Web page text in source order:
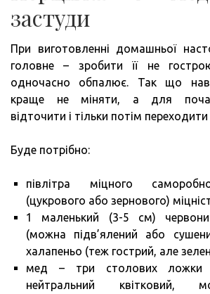
застуди
При виготовленні домашньої
головне – зробити її не
одночасно обпалює. Так що
краще не міняти, а для
відточити і тільки потім
Буде потрібно:
півлітра міцного
(цукрового або зернового)
1 маленький (3-5 см)
(можна підв’ялений або
халапеньо (теж гострий, але
мед – три столових ложки
нейтральний квітковий,